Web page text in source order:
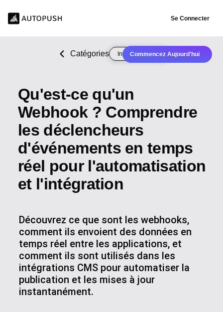
Se Connecter
Commencez Aujourd'hui
Catégories Intégration CMS
Qu'est-ce qu'un
Webhook ? Comprendre
les déclencheurs
d'événements en temps
réel pour l'automatisation
et l'intégration
Découvrez ce que sont les webhooks,
comment ils envoient des données en
temps réel entre les applications, et
comment ils sont utilisés dans les
intégrations CMS pour automatiser la
publication et les mises à jour
instantanément.